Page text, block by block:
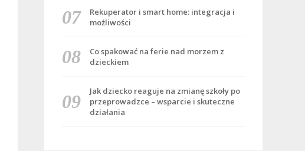
Rekuperator i smart home: integracja i
możliwości
Co spakować na ferie nad morzem z
dzieckiem
Jak dziecko reaguje na zmianę szkoły po
przeprowadzce – wsparcie i skuteczne
działania